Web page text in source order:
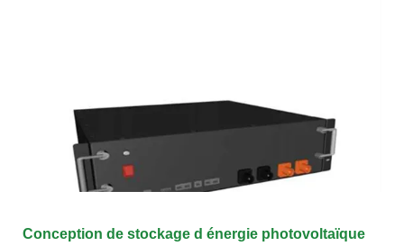
Conception de stockage d énergie photovoltaïque